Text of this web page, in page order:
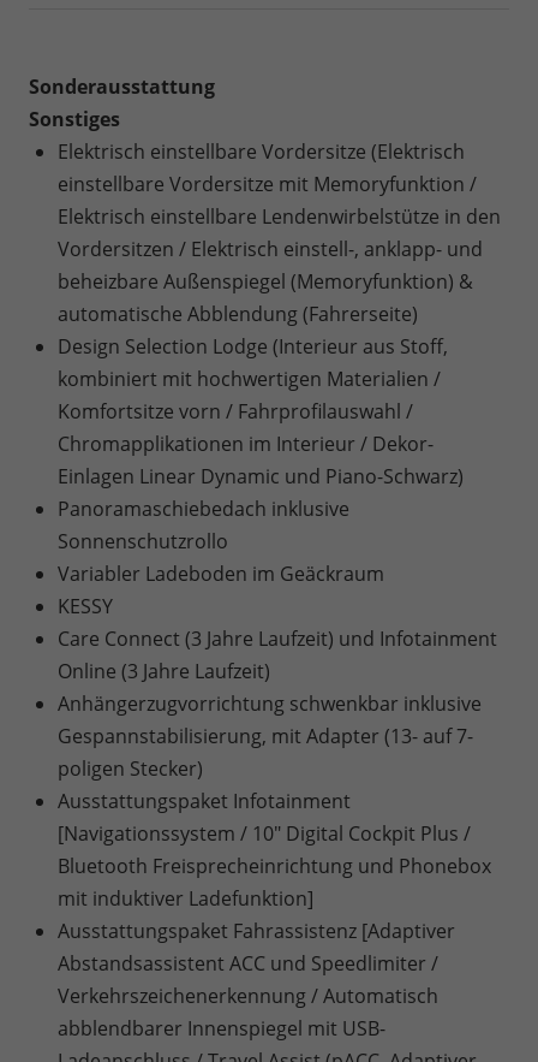
Sonderausstattung
Sonstiges
Elektrisch einstellbare Vordersitze (Elektrisch
einstellbare Vordersitze mit Memoryfunktion /
Elektrisch einstellbare Lendenwirbelstütze in den
Vordersitzen / Elektrisch einstell-, anklapp- und
beheizbare Außenspiegel (Memoryfunktion) &
automatische Abblendung (Fahrerseite)
Design Selection Lodge (Interieur aus Stoff,
kombiniert mit hochwertigen Materialien /
Komfortsitze vorn / Fahrprofilauswahl /
Chromapplikationen im Interieur / Dekor-
Einlagen Linear Dynamic und Piano-Schwarz)
Panoramaschiebedach inklusive
Sonnenschutzrollo
Variabler Ladeboden im Geäckraum
KESSY
Care Connect (3 Jahre Laufzeit) und Infotainment
Online (3 Jahre Laufzeit)
Anhängerzugvorrichtung schwenkbar inklusive
Gespannstabilisierung, mit Adapter (13- auf 7-
poligen Stecker)
Ausstattungspaket Infotainment
[Navigationssystem / 10" Digital Cockpit Plus /
Bluetooth Freisprecheinrichtung und Phonebox
mit induktiver Ladefunktion]
Ausstattungspaket Fahrassistenz [Adaptiver
Abstandsassistent ACC und Speedlimiter /
Verkehrszeichenerkennung / Automatisch
abblendbarer Innenspiegel mit USB-